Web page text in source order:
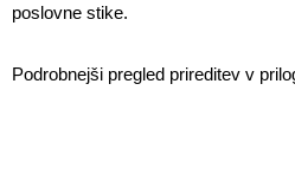
poslovne stike.
Podrobnejši pregled prireditev v